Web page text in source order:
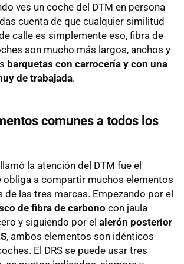
ves un coche del DTM en persona
cuenta de que cualquier similitud
calle es simplemente eso, fibra de
son mucho más largos, anchos y
barquetas con carrocería y con una
de trabajada.
comunes a todos los
la atención del DTM fue el
obliga a compartir muchos elementos
de las tres marcas. Empezando por el
de fibra de carbono con jaula
y siguiendo por el alerón posterior
, ambos elementos son idénticos
El DRS se puede usar tres